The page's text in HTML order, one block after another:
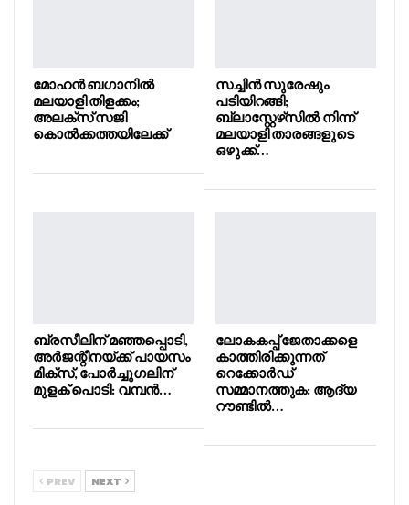
മോഹൻ ബഗാനിൽ
മലയാളി തിളക്കം;
അലക്സ് സജി
കൊൽക്കത്തയിലേക്ക്
സച്ചിൻ സുരേഷും
പടിയിറങ്ങി;
ബ്ലാസ്റ്റേഴ്‌സിൽ നിന്ന്
മലയാളി താരങ്ങളുടെ
ഒഴുക്ക്…
ബ്രസീലിന് മഞ്ഞപ്പൊടി,
അർജന്റീനയ്ക്ക് പായസം
മിക്സ്, പോർച്ചുഗലിന്
മുളക് പൊടി: വമ്പൻ…
ലോകകപ്പ് ജേതാക്കളെ
കാത്തിരിക്കുന്നത്
റെക്കോർഡ്
സമ്മാനത്തുക: ആദ്യ
റൗണ്ടിൽ…
PREV NEXT